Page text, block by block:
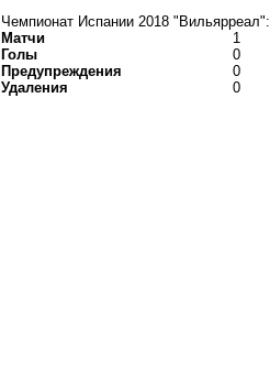
Чемпионат Испании 2018 "Вильярреал":
Матчи
1
Голы
0
Предупреждения
0
Удаления
0